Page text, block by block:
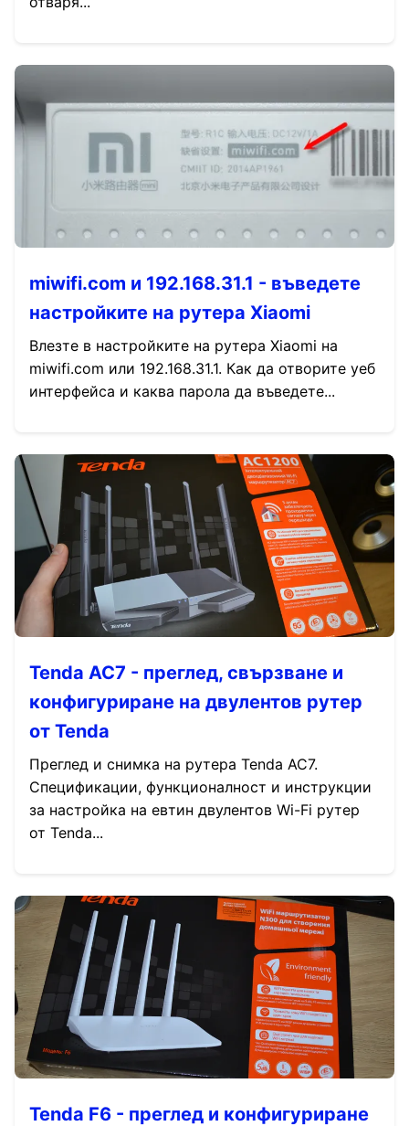
miwifi.com и 192.168.31.1 - въведете
настройките на рутера Xiaomi
Влезте в настройките на рутера Xiaomi на
miwifi.com или 192.168.31.1. Как да отворите уеб
интерфейса и каква парола да въведете...
Tenda AC7 - преглед, свързване и
конфигуриране на двулентов рутер
от Tenda
Преглед и снимка на рутера Tenda AC7.
Спецификации, функционалност и инструкции
за настройка на евтин двулентов Wi-Fi рутер
от Tenda...
Tenda F6 - преглед и конфигуриране